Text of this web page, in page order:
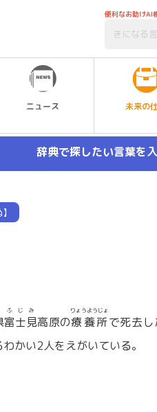
便利なお助けAI
ニュース 未来の
辞典で探したい言葉を
富士見
ふじみ
高原の療養所
りょうようじょ
で死去し
かい2人をえがいている。